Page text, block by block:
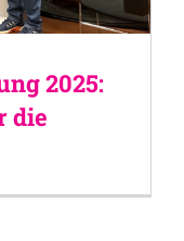
2025:
die